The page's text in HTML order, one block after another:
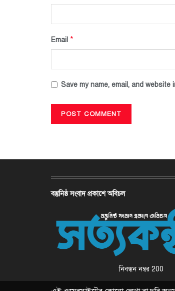
Email *
Save my name, email, and
বস্তুনিষ্ঠ সংবাদ প্রকাশে অবিচল
নিবন্ধন নম্বর 200